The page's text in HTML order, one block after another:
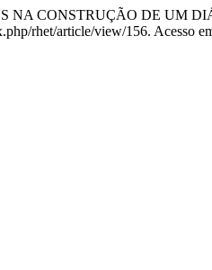
NA CONSTRUÇÃO DE UM
rhet/article/view/156. Acesso